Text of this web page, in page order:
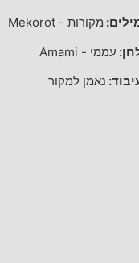
מקורות-
Mekorot
עממי -
Amami
נאמן למקור